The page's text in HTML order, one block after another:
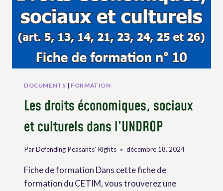
DOCUMENTS | FORMATION
Les droits économiques, sociaux
et culturels dans l’UNDROP
ParDefending Peasants' Rights décembre 18, 2024
Fiche de formation Dans cette fiche de
formation du CETIM, vous trouverez une